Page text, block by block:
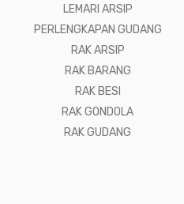
LEMARI ARSIP
PERLENGKAPAN GUDANG
RAK ARSIP
RAK BARANG
RAK BESI
RAK GONDOLA
RAK GUDANG